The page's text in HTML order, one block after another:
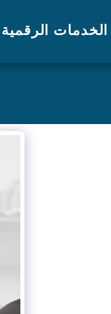
الخدمات الرقمية